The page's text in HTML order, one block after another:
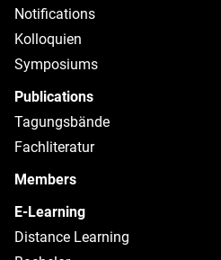
Notifications
Kolloquien
Symposiums
Publications
Tagungsbände
Fachliteratur
Members
E-Learning
Distance Learning